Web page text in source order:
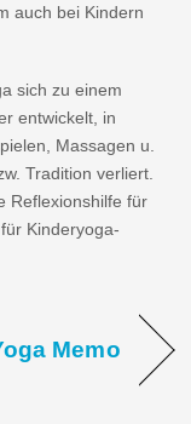
auch bei Kindern
sich zu einem
entwickelt, in
Massagen u.
Tradition verliert.
Reflexionshilfe für
Kinderyoga-
Memo